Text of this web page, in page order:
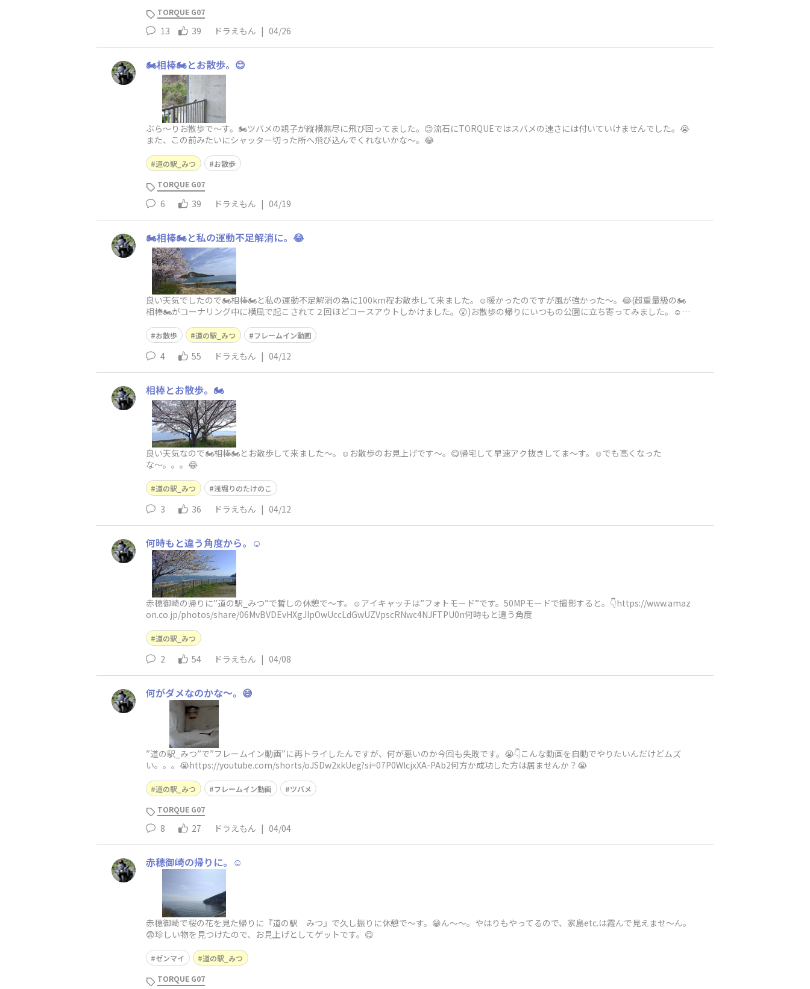
TORQUE G07
13 39 ドラえもん | 04/26
🏍️相棒🏍️とお散歩。😊
ぶら～りお散歩で〜す。🏍️ツバメの親子が縦横無尽に飛び回ってました。😊流石にTORQUEではスバメの速さには付いていけませんでした。😭
また、この前みたいにシャッター切った所へ飛び込んでくれないかな〜。😂
道の駅_みつ お散歩
TORQUE G07
6 39 ドラえもん | 04/19
🏍️相棒🏍️と私の運動不足解消に。😂
良い天気でしたので🏍️相棒🏍️と私の運動不足解消の為に100km程お散歩して来ました。☺️暖かったのですが風が強かった〜。😂(超重量級の🏍️
相棒🏍️がコーナリング中に横風で起こされて２回ほどコースアウトしかけました。😲)お散歩の帰りにいつもの公園に立ち寄ってみました。☺️サ
お散歩 道の駅_みつ フレームイン動画
4 55 ドラえもん | 04/12
相棒とお散歩。🏍️
良い天気なので🏍️相棒🏍️とお散歩して来ました〜。☺️お散歩のお見上げです〜。😋帰宅して早速アク抜きしてま〜す。☺️でも高くなった
な〜。。。😂
道の駅_みつ 浅堀りのたけのこ
3 36 ドラえもん | 04/12
何時もと違う角度から。☺️
赤穂御崎の帰りに”道の駅_みつ”で暫しの休憩で〜す。☺️アイキャッチは”フォトモード”です。50MPモードで撮影すると。👇https://www.amaz
on.co.jp/photos/share/06MvBVDEvHXgJIpOwUccLdGwUZVpscRNwc4NJFTPU0n何時もと違う角度
道の駅_みつ
2 54 ドラえもん | 04/08
何がダメなのかな〜。😅
”道の駅_みつ”で”フレームイン動画”に再トライしたんですが、何が悪いのか今回も失敗です。😭👇こんな動画を自動でやりたいんだけどムズ
い。。。😭https://youtube.com/shorts/oJSDw2xkUeg?si=07P0WlcjxXA-PAb2何方か成功した方は居ませんか？😭
道の駅_みつ フレームイン動画 ツバメ
TORQUE G07
8 27 ドラえもん | 04/04
赤穂御崎の帰りに。☺️
赤穂御崎で桜の花を見た帰りに『道の駅 みつ』で久し振りに休憩で〜す。😁ん～～。やはりもやってるので、家島etc.は霞んで見えませ〜ん。
😨珍しい物を見つけたので、お見上げとしてゲットです。😋
ゼンマイ 道の駅_みつ
TORQUE G07